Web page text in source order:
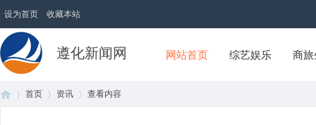
设为首页 收藏本站
遵化新闻网 网站首页 综艺娱乐 商
首页 资讯 查看内容